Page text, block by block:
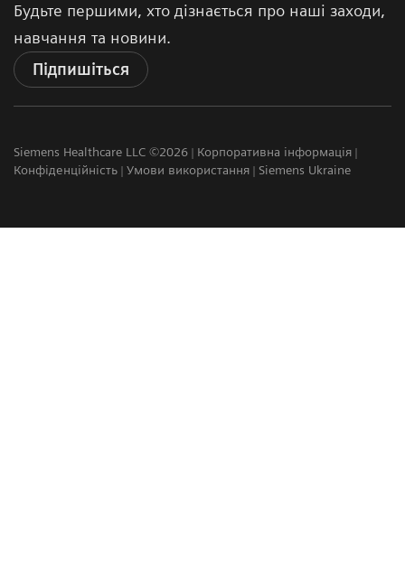
Будьте першими, хто дізнається про наші заходи,
навчання та новини.
Підпишіться
Siemens Healthcare LLC ©2026
Корпоративна інформація
Конфіденційність
Умови використання Siemens Ukraine